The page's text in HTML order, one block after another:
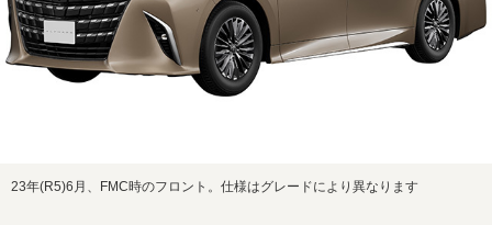
23年(R5)6月、FMC時のフロント。仕様はグレードにより異なります